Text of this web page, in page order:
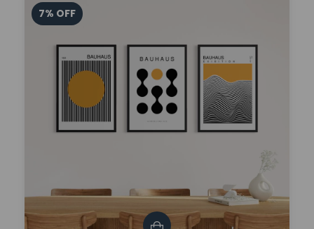
7% OFF